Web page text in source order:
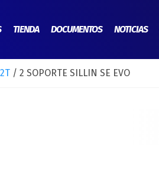
TIENDA DOCUMENTOS NOTICIAS
/ 2 SOPORTE SILLIN SE EVO